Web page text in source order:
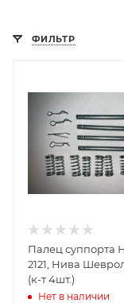
ФИЛЬТР
Палец суппорта
2121, Нива
(к-т 4шт.)
Нет в наличии